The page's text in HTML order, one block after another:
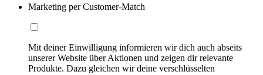
Marketing per Customer-Match
Mit deiner Einwilligung informieren wir dich auch abseits
unserer Website über Aktionen und zeigen dir relevante
Produkte. Dazu gleichen wir deine verschlüsselten